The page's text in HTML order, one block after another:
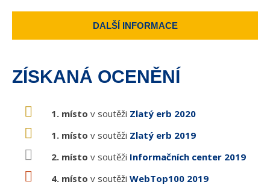
DALŠÍ INFORMACE
ZÍSKANÁ OCENĚNÍ
1. místo v soutěži Zlatý erb 2020
1. místo v soutěži Zlatý erb 2019
2. místo v soutěži Informačních center 2019
4. místo v soutěži WebTop100 2019